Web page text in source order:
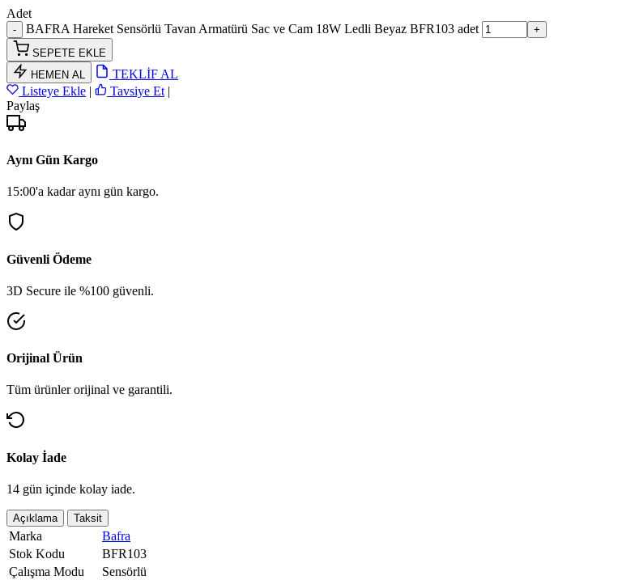
Adet
BAFRA Hareket Sensörlü Tavan Armatürü Sac ve Cam 18W Ledli Beyaz BFR103 adet
SEPETE EKLE
HEMEN AL
TEKLİF AL
Listeye Ekle | Tavsiye Et |
Paylaş
Aynı Gün Kargo
15:00'a kadar aynı gün kargo.
Güvenli Ödeme
3D Secure ile %100 güvenli.
Orijinal Ürün
Tüm ürünler orijinal ve garantili.
Kolay İade
14 gün içinde kolay iade.
Açıklama Taksit
Marka
Bafra
Stok Kodu
BFR103
Çalışma Modu
Sensörlü